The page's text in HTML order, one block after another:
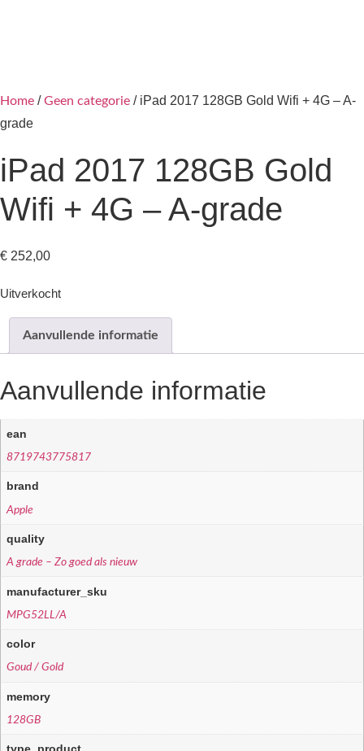
Home / Geen categorie / iPad 2017 128GB Gold Wifi + 4G – A-
grade
iPad 2017 128GB Gold
Wifi + 4G – A-grade
€ 252,00
Uitverkocht
Aanvullende informatie
Aanvullende informatie
ean
8719743775817
brand
Apple
quality
A grade – Zo goed als nieuw
manufacturer_sku
MPG52LL/A
color
Goud / Gold
memory
128GB